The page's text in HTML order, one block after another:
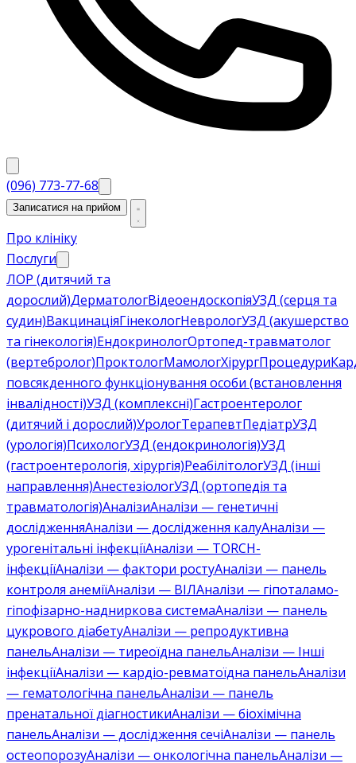
(096) 773-77-68
Записатися на прийом
Про клініку
Послуги
ЛОР (дитячий та
дорослий)ДерматологВідеоендоскопіяУЗД (серця та
судин)ВакцинаціяГінекологНеврологУЗД (акушерство
та гінекологія)ЕндокринологОртопед-травматолог
(вертебролог)ПроктологМамологХірургПроцедури
повсякденного функціонування особи (встановлення
інвалідності)УЗД (комплексні)Гастроентеролог
(дитячий і дорослий)УрологТерапевтПедіатрУЗД
(урологія)ПсихологУЗД (ендокринологія)УЗД
(гастроентерологія, хірургія)РеабілітологУЗД (інші
направлення)АнестезіологУЗД (ортопедія та
травматологія)АналізиАналізи — генетичні
дослідженняАналізи — дослідження калуАналізи —
урогенітальні інфекціїАналізи — TORCH-
інфекціїАналізи — фактори ростуАналізи — панель
контроля анеміїАналізи — ВІЛАналізи — гіпоталамо-
гіпофізарно-надниркова системаАналізи — панель
цукрового діабетуАналізи — репродуктивна
панельАналізи — тиреоїдна панельАналізи — Інші
інфекціїАналізи — кардіо-ревматоїдна панельАналізи
— гематологічна панельАналізи — панель
пренатальної діагностикиАналізи — біохімічна
панельАналізи — дослідження сечіАналізи — панель
остеопорозуАналізи — онкологічна панельАналізи —